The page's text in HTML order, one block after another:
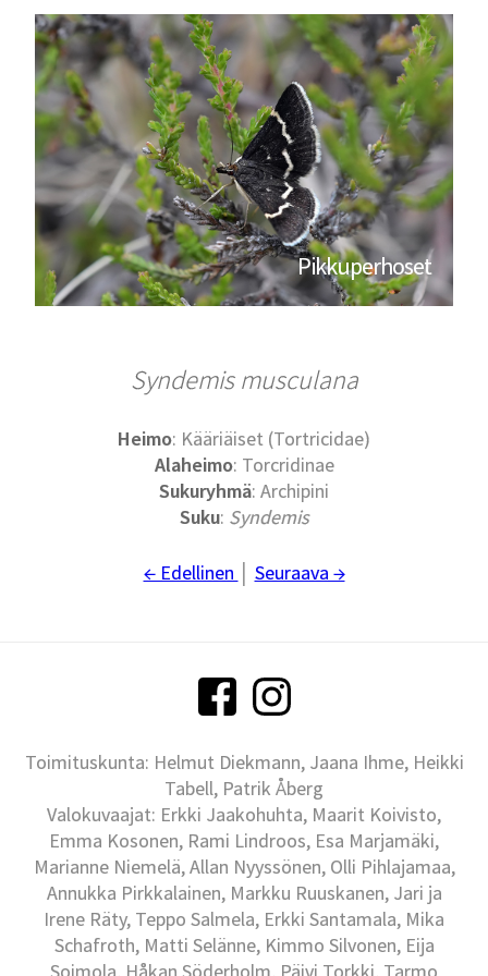
Pikkuperhoset
Syndemis musculana
Heimo: Kääriäiset (Tortricidae)
Alaheimo: Torcridinae
Sukuryhmä: Archipini
Suku: Syndemis
← Edellinen Seuraava →
Toimituskunta: Helmut Diekmann, Jaana Ihme, Heikki
Tabell, Patrik Åberg
Valokuvaajat: Erkki Jaakohuhta, Maarit Koivisto,
Emma Kosonen, Rami Lindroos, Esa Marjamäki,
Marianne Niemelä, Allan Nyyssönen, Olli Pihlajamaa,
Annukka Pirkkalainen, Markku Ruuskanen, Jari ja
Irene Räty, Teppo Salmela, Erkki Santamala, Mika
Schafroth, Matti Selänne, Kimmo Silvonen, Eija